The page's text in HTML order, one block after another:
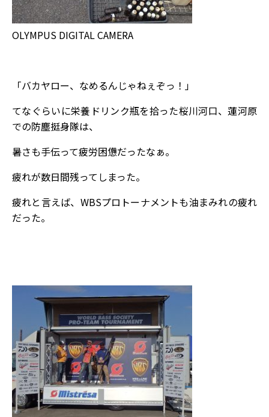
OLYMPUS DIGITAL CAMERA
「バカヤロー、なめるんじゃねぇぞっ！」
てなぐらいに栄養ドリンク瓶を拾った桜川河口、蓮河原
での防塵挺身隊は、
暑さも手伝って疲労困憊だったなぁ。
疲れが数日間残ってしまった。
疲れと言えば、WBSプロトーナメントも油まみれの疲れ
だった。